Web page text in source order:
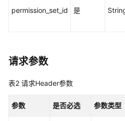
例
管
permission_set_id 是
请求参数
表2 请求Header参数
参数 是否必选 参数类型